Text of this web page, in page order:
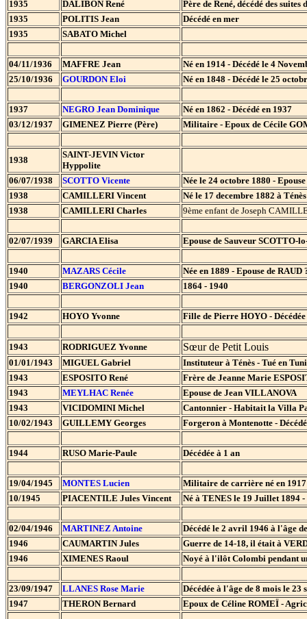
1935 DALIBON René
Père de René, décédé des
1935
POLITIS Jean
Décédé en mer
1935
SABATO Michel
04/11/1936 MAFFRE Jean
Né en 1914 - Décédé le 4
25/10/1936
GOURDON Eloi Né en 1848 - Décédé le 25
1937 NEGRO Jean Dominique
Né en 1862 - Décédé en 1937
03/12/1937
GIMENEZ Pierre (Père) Militaire - Epoux de Cécile
1938
SAINT-JEVIN Victor
Hyppolite
06/07/1938
SCOTTO Vicente
Née le 24 octobre 1880 -
1938
CAMILLERI Vincent
Né le 17 decembre 1882 à
1938
CAMILLERI Charles 9ème enfant de Joseph
02/07/1939 GARCIA Elisa Epouse de Sauveur SCOTTO-
1940 MAZARS Cécile
Née en 1889 - Epouse de RAUD
1940
BERGONZOLI Jean 1864 - 1940
1942 HOYO Yvonne Fille de Pierre HOYO - Décédée
1943 RODRIGUEZ Yvonne Sœur de Petit Louis
01/01/1943 MIGUEL Gabriel
Instituteur à Ténès - Tué en
1943
ESPOSITO René
Frère de Jeanne Marie
1943
MEYLHAC Renée
Epouse de Jean VILLANOVA
1943
VICIDOMINI Michel
Cantonnier - Habitait la Villa
10/02/1943
GUILLEMY Georges Forgeron à Montenotte -
1944 RUSO Marie-Paule Décédée à 1 an
19/04/1945 MONTES Lucien
Militaire de carrière né en
10/1945
PIACENTILE Jules Vincent Né à TENES le 19 Juillet 1894
02/04/1946 MARTINEZ Antoine
Décédé le 2 avril 1946 à l'âge
1946
CAUMARTIN Jules
Guerre de 14-18, il était à
1946
XIMENES Raoul Noyé à l'ilôt Colombi pendant
23/09/1947 LLANES Rose Marie
Décédée à l'âge de 8 mois le 23
1947
THERON Bernard Epoux de Céline ROMEÏ -